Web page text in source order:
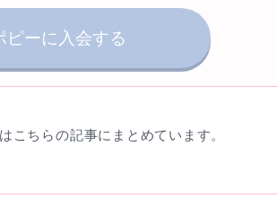
ピーに入会する
こちらの記事にまとめています。